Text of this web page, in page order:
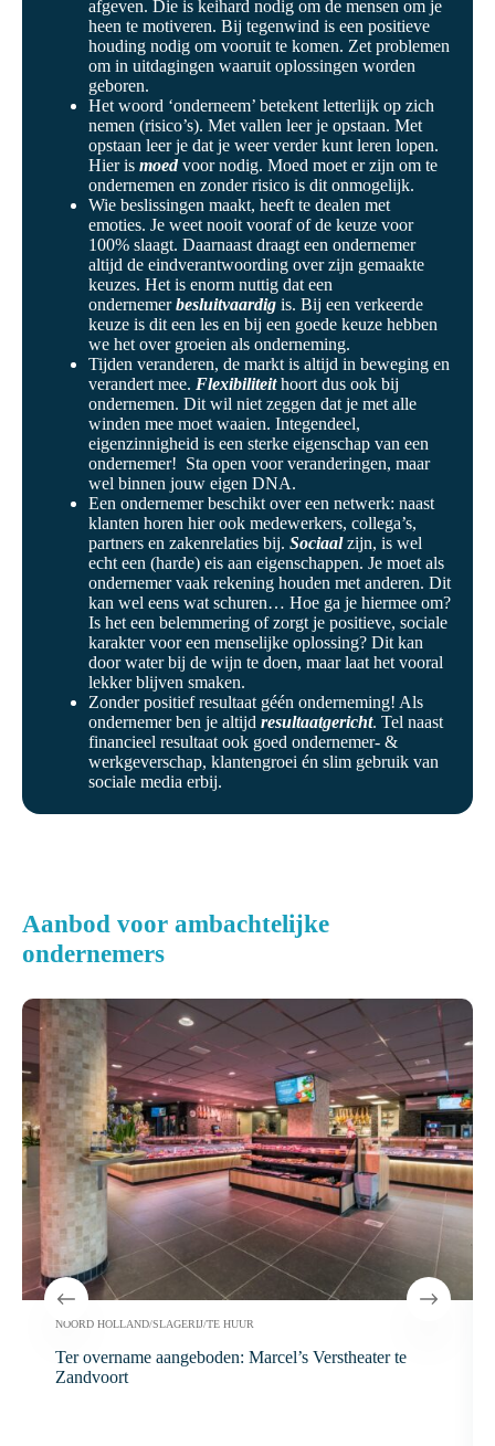
afgeven. Die is keihard nodig om de mensen om je
heen te motiveren. Bij tegenwind is een positieve
houding nodig om vooruit te komen. Zet problemen
om in uitdagingen waaruit oplossingen worden
geboren.
Het woord ‘onderneem’ betekent letterlijk op zich
nemen (risico’s). Met vallen leer je opstaan. Met
opstaan leer je dat je weer verder kunt leren lopen.
Hier is moedvoor nodig. Moed moet er zijn om te
ondernemen en zonder risico is dit onmogelijk.
Wie beslissingen maakt, heeft te dealen met
emoties. Je weet nooit vooraf of de keuze voor
100% slaagt. Daarnaast draagt een ondernemer
altijd de eindverantwoording over zijn gemaakte
keuzes. Het is enorm nuttig dat een
ondernemerbesluitvaardig is. Bij een verkeerde
keuze is dit een les en bij een goede keuze hebben
we het over groeien als onderneming.
Tijden veranderen, de markt is altijd in beweging en
verandert mee. Flexibiliteithoort dus ook bij
ondernemen. Dit wil niet zeggen dat je met alle
winden mee moet waaien. Integendeel,
eigenzinnigheid is een sterke eigenschap van een
ondernemer! Sta open voor veranderingen, maar
wel binnen jouw eigen DNA.
Een ondernemer beschikt over een netwerk: naast
klanten horen hier ook medewerkers, collega’s,
partners en zakenrelaties bij. Sociaalzijn, is wel
echt een (harde) eis aan eigenschappen. Je moet als
ondernemer vaak rekening houden met anderen. Dit
kan wel eens wat schuren… Hoe ga je hiermee om?
Is het een belemmering of zorgt je positieve, sociale
karakter voor een menselijke oplossing? Dit kan
door water bij de wijn te doen, maar laat het vooral
lekker blijven smaken.
Zonder positief resultaat géén onderneming! Als
ondernemer ben je altijd resultaatgericht. Tel naast
financieel resultaat ook goed ondernemer- &
werkgeverschap, klantengroei én slim gebruik van
sociale media erbij.
Aanbod voor ambachtelijke
ondernemers
NOORD HOLLAND/SLAGERIJ/TE HUUR
Ter overname aangeboden: Marcel’s Verstheater te
Zandvoort